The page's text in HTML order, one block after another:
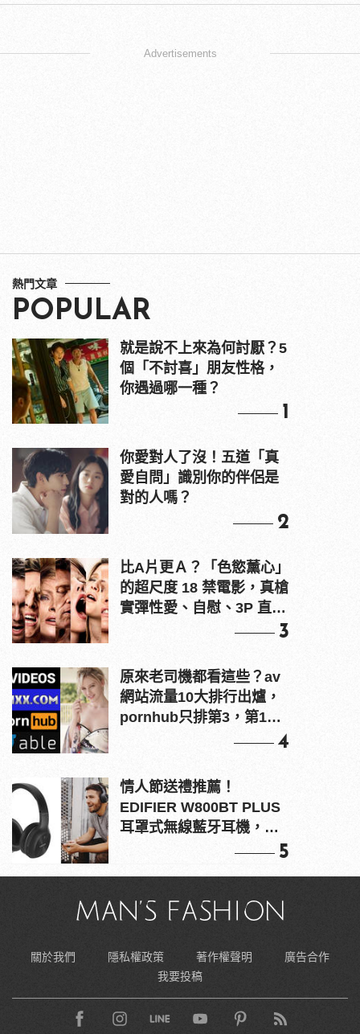
Advertisements
熱門文章
POPULAR
就是說不上來為何討厭？5
個「不討喜」朋友性格，
你遇過哪一種？
1
你愛對人了沒！五道「真
愛自問」識別你的伴侶是
對的人嗎？
2
比A片更Ａ？「色慾薰心」
的超尺度 18 禁電影，真槍
實彈性愛、自慰、3P 直接
3
原來老司機都看這些？av
網站流量10大排行出爐，
pornhub只排第3，第1名
4
情人節送禮推薦！
EDIFIER W800BT PLUS
耳罩式無線藍牙耳機，在
5
關於我們 隱私權政策 著作權聲明
廣告合作
我要投稿